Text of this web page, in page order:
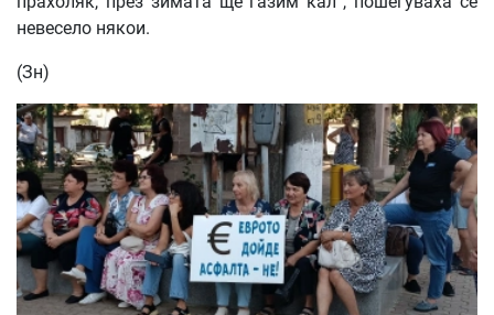
невесело някои.
(Зн)